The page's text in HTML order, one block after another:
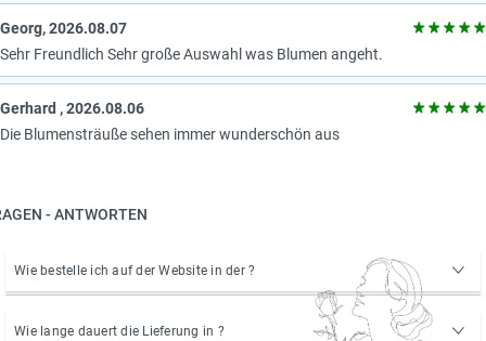
Georg, 2026.08.07
Sehr Freundlich Sehr große Auswahl was Blumen angeht.
Gerhard , 2026.08.06
Die Blumensträuße sehen immer wunderschön aus
- ANTWORTEN
Wie bestelle ich auf der Website in der ?
Wie lange dauert die Lieferung in ?